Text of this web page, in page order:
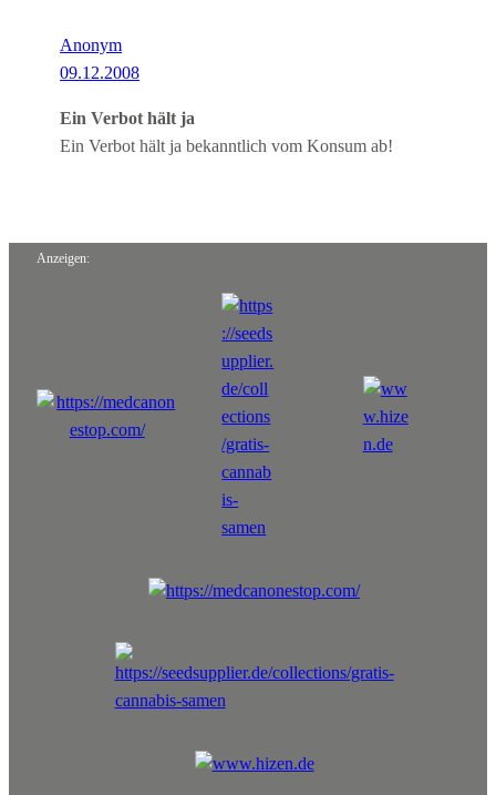
Anonym
09.12.2008
Ein Verbot hält ja
Ein Verbot hält ja bekanntlich vom Konsum ab!
Anzeigen: